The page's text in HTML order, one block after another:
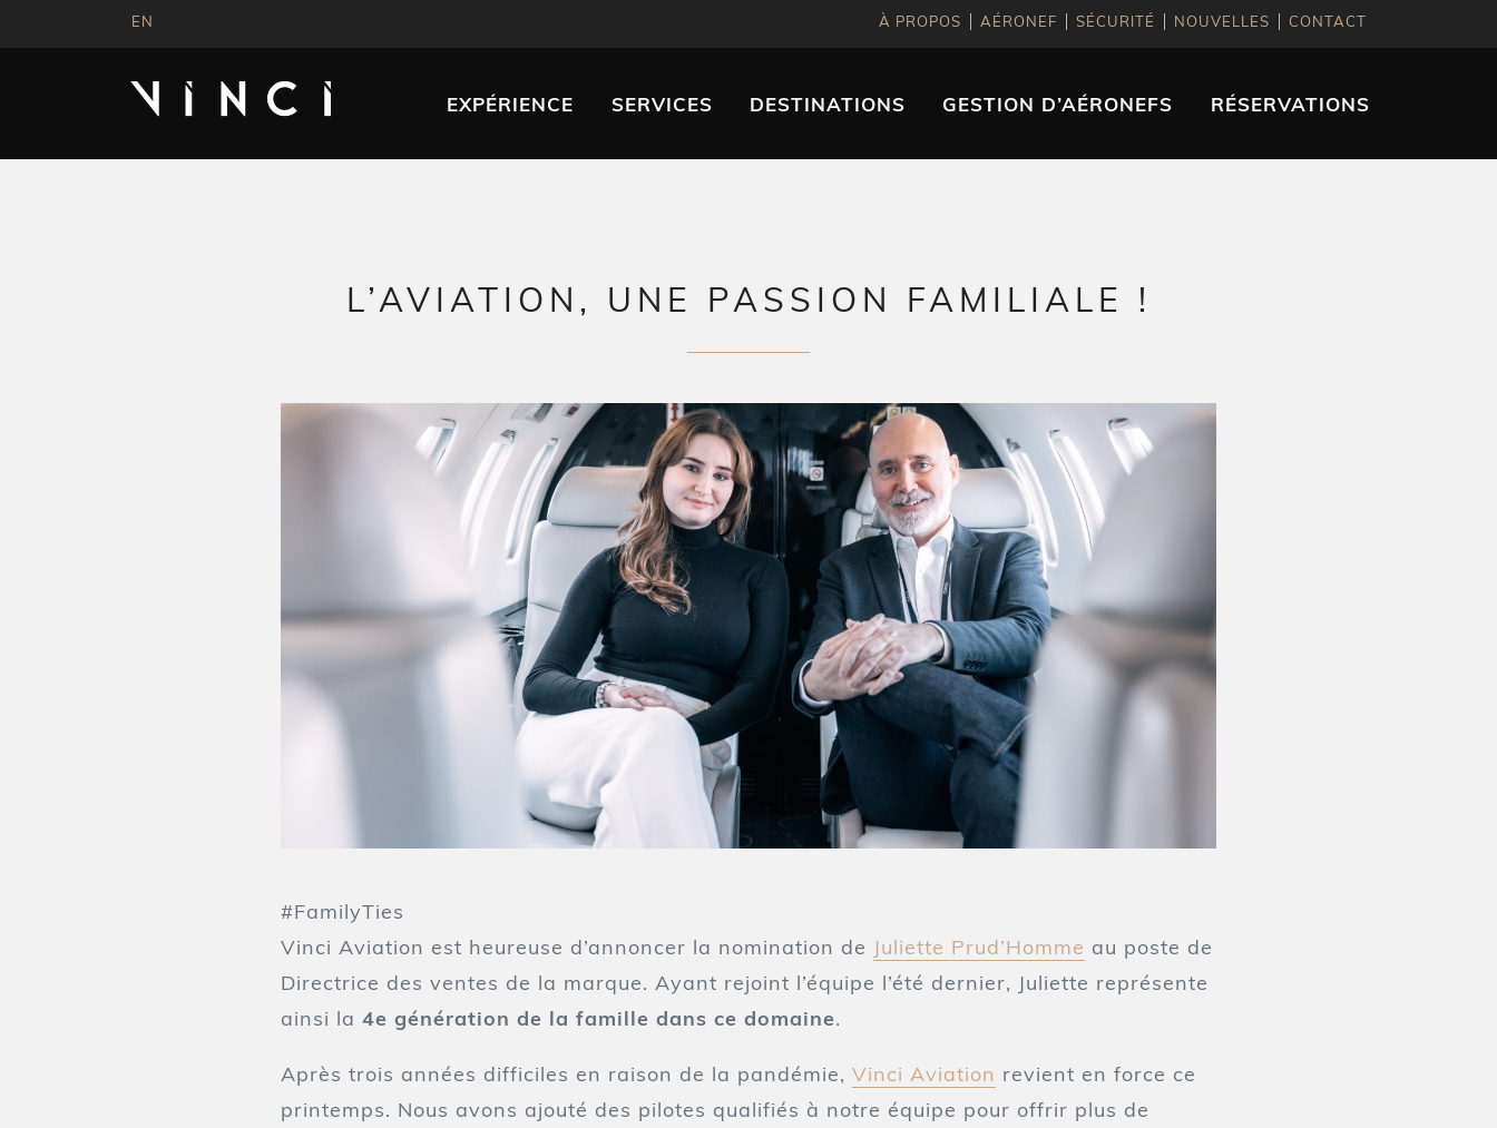
EN À PROPOS AÉRONEF SÉCURITÉ NOUVELLES CONTACT
EXPÉRIENCE SERVICES DESTINATIONS GESTION D’AÉRONEFS RÉSERVATIONS
L’AVIATION, UNE PASSION FAMILIALE !
#FamilyTies
Vinci Aviation est heureuse d’annoncer la nomination de Juliette Prud’Homme au poste de
Directrice des ventes de la marque. Ayant rejoint l’équipe l’été dernier, Juliette représente
ainsi la 4e génération de la famille dans ce domaine.
Après trois années difficiles en raison de la pandémie, Vinci Aviation revient en force ce
printemps. Nous avons ajouté des pilotes qualifiés à notre équipe pour offrir plus de